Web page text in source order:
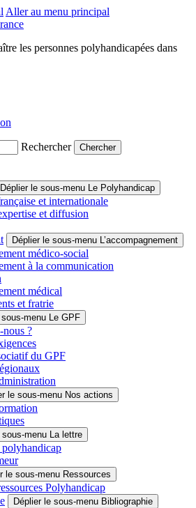
Aller au menu principal
les personnes polyhandicapées dans
Rechercher
Déplier le sous-menu Le Polyhandicap
et internationale
et diffusion
Déplier le sous-menu L’accompagnement
médico-social
à la communication
médical
et fratrie
sous-menu Le GPF
nous ?
du GPF
le sous-menu Nos actions
sous-menu La lettre
le sous-menu Ressources
Polyhandicap
Déplier le sous-menu Bibliographie